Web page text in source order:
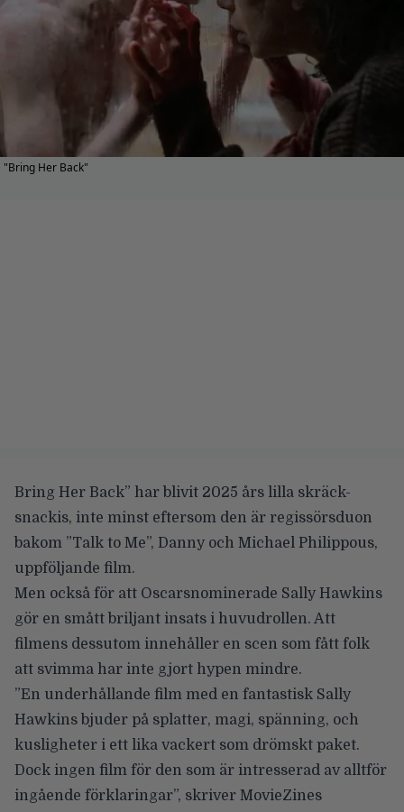
"Bring Her Back"
Bring Her Back” har blivit 2025 års lilla skräck-
snackis, inte minst eftersom den är regissörsduon
bakom ”Talk to Me”, Danny och Michael Philippous,
uppföljande film.
Men också för att Oscarsnominerade Sally Hawkins
gör en smått briljant insats i huvudrollen. Att
filmens dessutom innehåller en scen som fått folk
att svimma har inte gjort hypen mindre.
”En underhållande film med en fantastisk Sally
Hawkins bjuder på splatter, magi, spänning, och
kusligheter i ett lika vackert som drömskt paket.
Dock ingen film för den som är intresserad av alltför
ingående förklaringar”, skriver MovieZines